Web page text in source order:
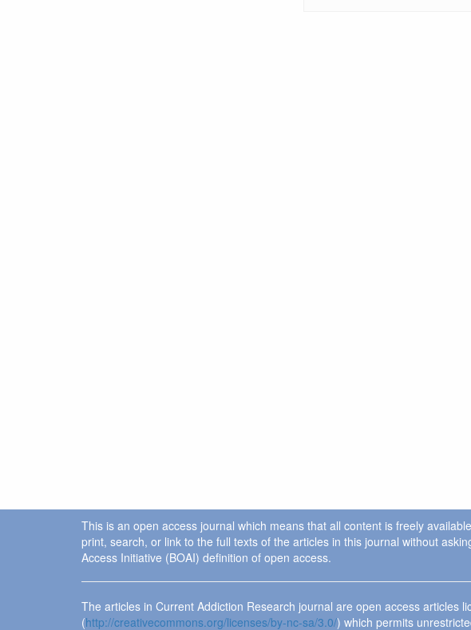
This is an open access journal which means that all content is freely
print, search, or link to the full texts of the articles in this journal without
Access Initiative (BOAI) definition of open access.
The articles in Current Addiction Research journal are open access articles
(http://creativecommons.org/licenses/by-nc-sa/3.0/) which permits